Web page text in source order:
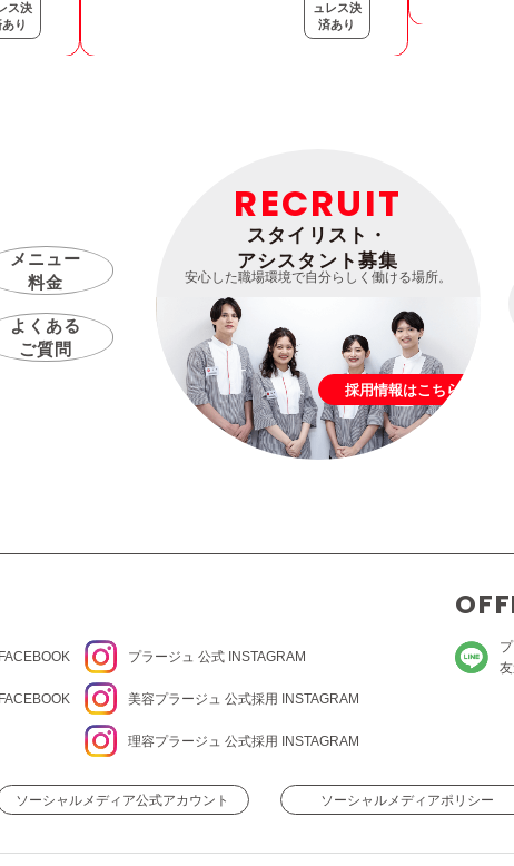
ス決
り
ュレス決
済あり
メニュー
料金
よくある
ご質問
RECRUIT
スタイリスト・
アシスタント募集
安心した職場環境で自分らしく働ける場所。
採用情報はこちら
プラージュ公式 INSTAGRAM
美容プラージュ 公式採用 INSTAGRAM
理容プラージュ 公式採用 INSTAGRAM
ソーシャルメディア公式アカウント ソーシャルメディアポリシー